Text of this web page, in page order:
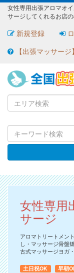
女性専用出張アロマオ
サージしてくれるお店
新規登録
【出張マッサー
女性専用
サージ
アロマトリートメン
し・マッサージ骨盤
古式マッサージヨガ
土日祝OK 早朝